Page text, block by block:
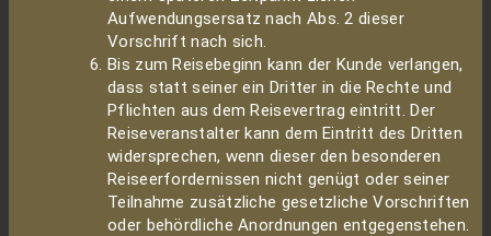
Aufwendungsersatz nach Abs. 2 dieser
Vorschrift nach sich.
Bis zum Reisebeginn kann der Kunde verlangen,
dass statt seiner ein Dritter in die Rechte und
Pflichten aus dem Reisevertrag eintritt. Der
Reiseveranstalter kann dem Eintritt des Dritten
widersprechen, wenn dieser den besonderen
Reiseerfordernissen nicht genügt oder seiner
Teilnahme zusätzliche gesetzliche Vorschriften
oder behördliche Anordnungen entgegenstehen.